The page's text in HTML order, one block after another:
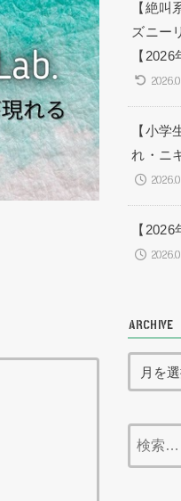
【絶叫
ズニー
【2026
【小
れ・ニ
【
ARCHIVE